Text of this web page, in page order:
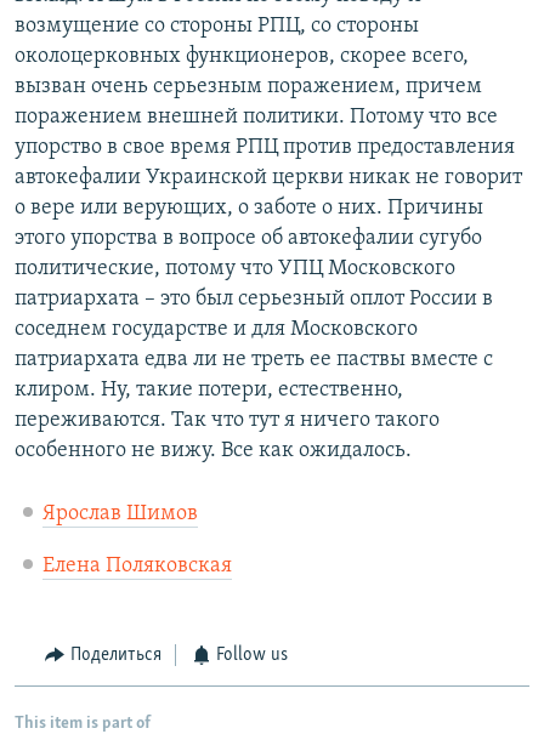
возмущение со стороны РПЦ, со стороны
околоцерковных функционеров, скорее всего,
вызван очень серьезным поражением, причем
поражением внешней политики. Потому что все
упорство в свое время РПЦ против предоставления
автокефалии Украинской церкви никак не говорит
о вере или верующих, о заботе о них. Причины
этого упорства в вопросе об автокефалии сугубо
политические, потому что УПЦ Московского
патриархата – это был серьезный оплот России в
соседнем государстве и для Московского
патриархата едва ли не треть ее паствы вместе с
клиром. Ну, такие потери, естественно,
переживаются. Так что тут я ничего такого
особенного не вижу. Все как ожидалось.
Ярослав Шимов
Елена Поляковская
Поделиться Follow us
This item is part of